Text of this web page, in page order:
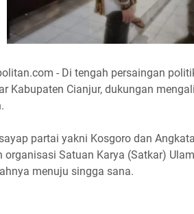
- Di tengah persaingan
Kabupaten Cianjur, dukungan
partai yakni Kosgoro dan
organisasi Satuan Karya (Satkar)
menuju singga sana.